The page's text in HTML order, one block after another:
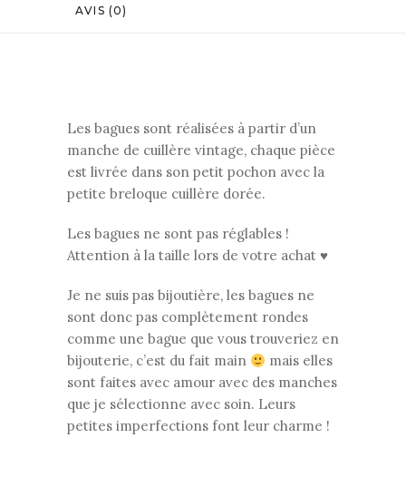
AVIS (0)
Les bagues sont réalisées à partir d’un
manche de cuillère vintage, chaque pièce
est livrée dans son petit pochon avec la
petite breloque cuillère dorée.
Les bagues ne sont pas réglables !
Attention à la taille lors de votre achat ♥
Je ne suis pas bijoutière, les bagues ne
sont donc pas complètement rondes
comme une bague que vous trouveriez en
bijouterie, c’est du fait main
mais elles
sont faites avec amour avec des manches
que je sélectionne avec soin. Leurs
petites imperfections font leur charme !